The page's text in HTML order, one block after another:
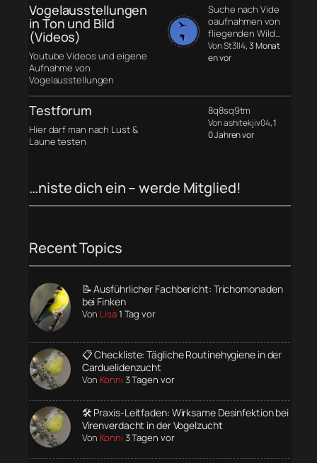
Vogelausstellungen
in Ton und Bild
(Videos)
Youtube Videos und eigene
Aufnahme von
Vogelausstellungen
Suche nach Vide
oaufnahmen von
fliegenden Wild…
Von St3ll4, 3 Monat
en vor
Testforum
Hier darf man nach Lust &
Laune testen
8q8sq9tm
Von ashitekjiv04, 1
0 Jahren vor
…niste dich ein – werde Mitglied!
Recent Topics
📝 Ausführlicher Fachbericht: Trichomonaden
bei Finken
Von Lisa1 Tag vor
📋 Checkliste: Tägliche Routinehygiene in der
Carduelidenzucht
Von Konni 3 Tagen vor
🛠️ Praxis-Leitfaden: Wirksame Desinfektion bei
Virenverdacht in der Vogelzucht
Von Konni 3 Tagen vor